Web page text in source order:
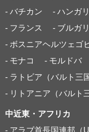
- バチカン
- ハンガ
- フランス
- ブルガ
- ボスニアヘルツェゴ
- モナコ
- モルドバ
- ラトビア（バルト三
- リトアニア（バルト
中近東・アフリカ
- アラブ首長国連邦（